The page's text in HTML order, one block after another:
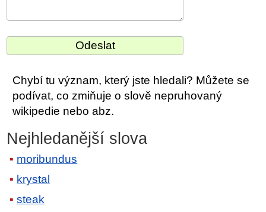
Chybí tu význam, který jste hledali? Můžete se
podívat, co zmiňuje o slově nepruhovaný
wikipedie nebo abz.
Nejhledanější slova
moribundus
krystal
steak